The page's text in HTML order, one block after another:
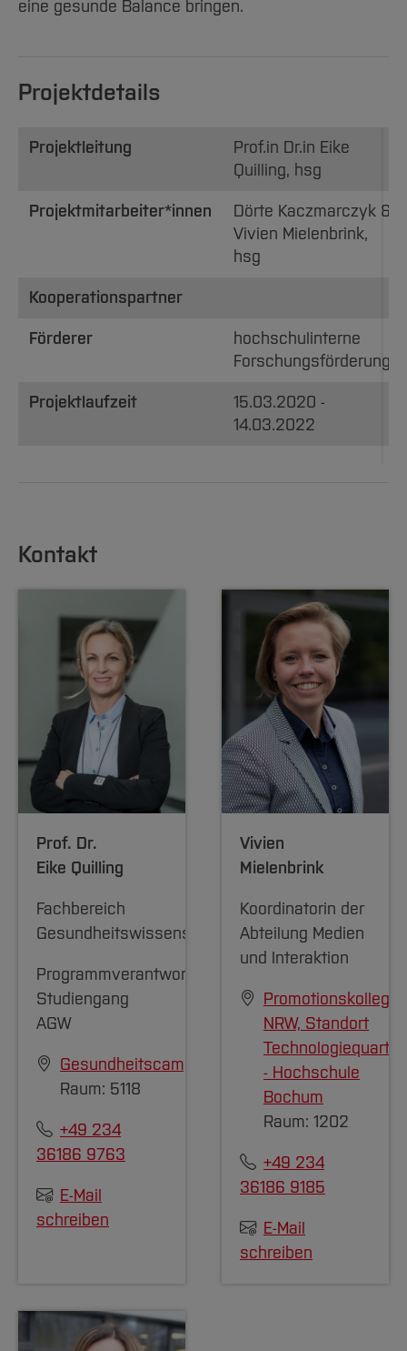
eine gesunde Balance bringen.
Projektdetails
Projektleitung
Prof.in Dr.in Eike
Quilling, hsg
Projektmitarbeiter*innen
Dörte Kaczmarczyk &
Vivien Mielenbrink,
hsg
Kooperationspartner
Förderer
hochschulinterne
Forschungsförderung
Projektlaufzeit
15.03.2020 -
14.03.2022
Kontakt
Prof. Dr.
Eike Quilling
Fachbereich
Gesundheitswissenschaften
Programmverantwortliche
Studiengang
AGW
Gesundheitscampus
Raum: 5118
+49 234
36186 9763
E-Mail
schreiben
Vivien
Mielenbrink
Koordinatorin der
Abteilung Medien
und Interaktion
Promotionskolleg
NRW, Standort
Technologiequartier
- Hochschule
Bochum
Raum: 1202
+49 234
36186 9185
E-Mail
schreiben